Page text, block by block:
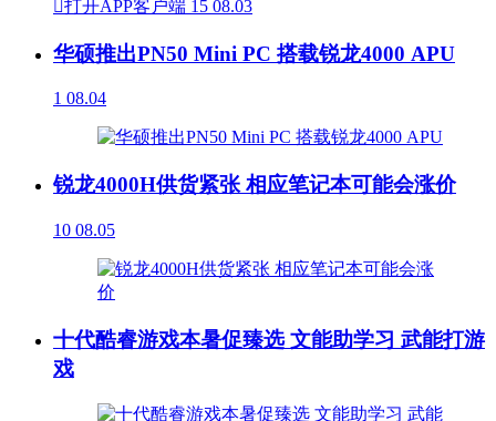
打开APP客户端 15 08.03
华硕推出PN50 Mini PC 搭载锐龙4000 APU
1 08.04
锐龙4000H供货紧张 相应笔记本可能会涨价
10 08.05
十代酷睿游戏本暑促臻选 文能助学习 武能打游
戏